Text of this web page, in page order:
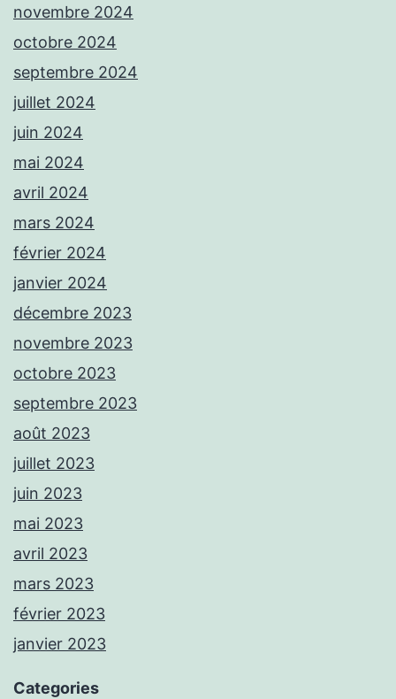
novembre 2024
octobre 2024
septembre 2024
juillet 2024
juin 2024
mai 2024
avril 2024
mars 2024
février 2024
janvier 2024
décembre 2023
novembre 2023
octobre 2023
septembre 2023
août 2023
juillet 2023
juin 2023
mai 2023
avril 2023
mars 2023
février 2023
janvier 2023
Categories